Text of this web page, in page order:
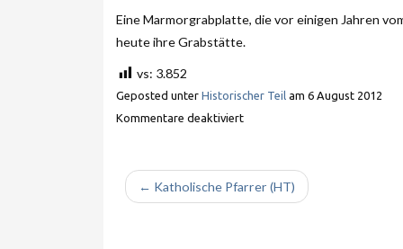
Eine Marmorgrabplatte, die vor einigen Jahren
heute ihre Grabstätte.
vs: 3.852
Geposted unter Historischer Teil am 6 August 2012
Kommentare deaktiviert
← Katholische Pfarrer (HT)